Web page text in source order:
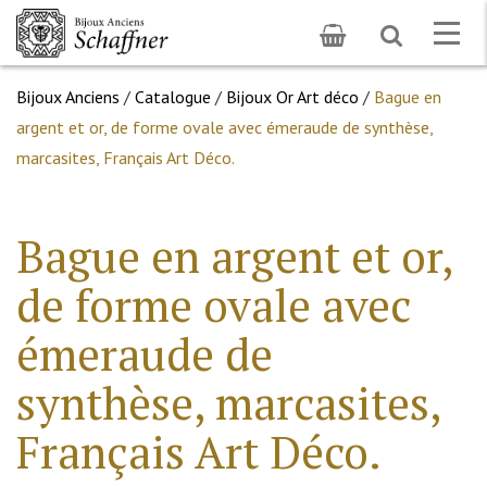
Toggle
search
Bijoux Anciens / Catalogue / Bijoux Or Art déco / Bague en
argent et or, de forme ovale avec émeraude de synthèse,
marcasites, Français Art Déco.
Bague en argent et or,
de forme ovale avec
émeraude de
synthèse, marcasites,
Français Art Déco.